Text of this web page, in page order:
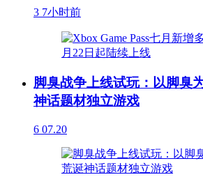
3 7小时前
脚臭战争上线试玩：以脚臭
神话题材独立游戏
6 07.20